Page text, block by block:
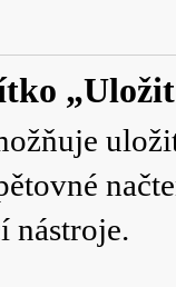
nástroje.